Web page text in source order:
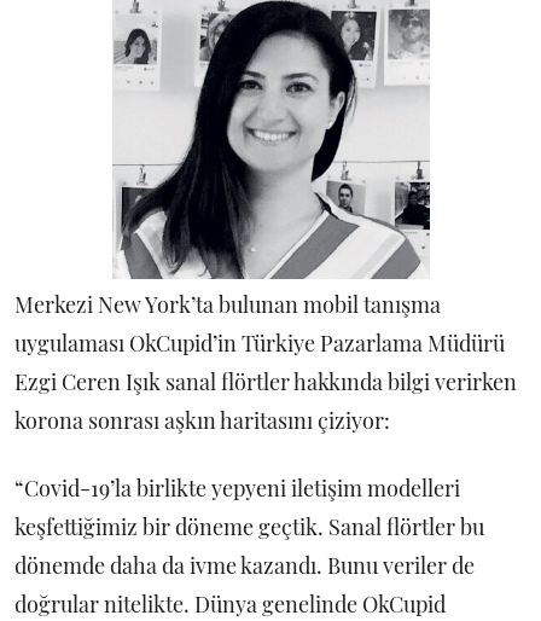
Merkezi New York’ta bulunan mobil tanışma
uygulaması OkCupid’in Türkiye Pazarlama Müdürü
Ezgi Ceren Işık sanal flörtler hakkında bilgi verirken
korona sonrası aşkın haritasını çiziyor:
“Covid-19’la birlikte yepyeni iletişim modelleri
keşfettiğimiz bir döneme geçtik. Sanal flörtler bu
dönemde daha da ivme kazandı. Bunu veriler de
doğrular nitelikte. Dünya genelinde OkCupid